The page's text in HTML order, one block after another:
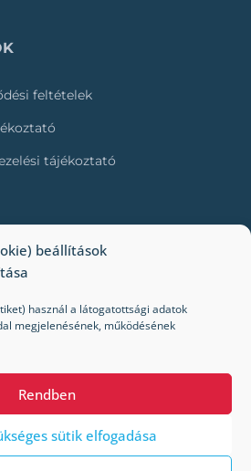
beállítások
használ a látogatottsági adatok
megjelenésének, működésének
Rendben
sütik elfogadása
feltételek
tájékoztató